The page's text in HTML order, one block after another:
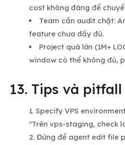
cost không đáng để
Team cần audit chặt:
feature chưa đầy đủ.
Project quá lớn (1M+
window có thể không đủ,
13. Tips và pitfall
Specify VPS
"Trên vps-staging, check
Đừng để agent edit file